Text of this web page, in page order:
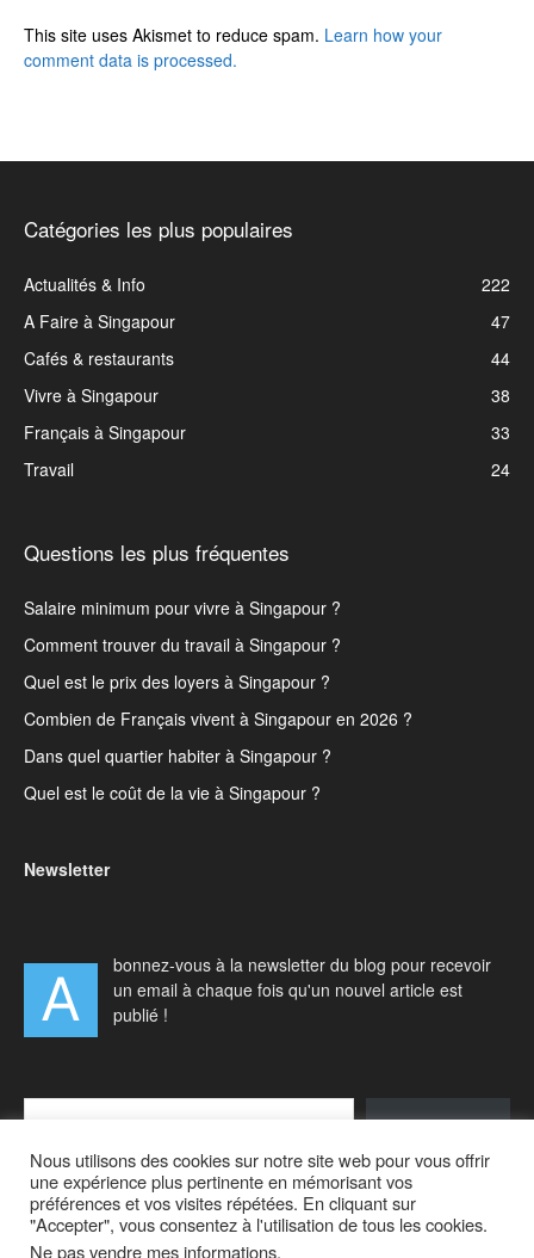
This site uses Akismet to reduce spam. Learn how your
comment data is processed.
Catégories les plus populaires
Actualités & Info
222
A Faire à Singapour
47
Cafés & restaurants
44
Vivre à Singapour
38
Français à Singapour
33
Travail
24
Questions les plus fréquentes
Salaire minimum pour vivre à Singapour ?
Comment trouver du travail à Singapour ?
Quel est le prix des loyers à Singapour ?
Combien de Français vivent à Singapour en 2026 ?
Dans quel quartier habiter à Singapour ?
Quel est le coût de la vie à Singapour ?
Newsletter
A
bonnez-vous à la newsletter du blog pour recevoir
un email à chaque fois qu'un nouvel article est
publié !
Type your email…
S'abonner
Nous utilisons des cookies sur notre site web pour vous offrir
une expérience plus pertinente en mémorisant vos
préférences et vos visites répétées. En cliquant sur
"Accepter", vous consentez à l'utilisation de tous les cookies.
Ne pas vendre mes informations.